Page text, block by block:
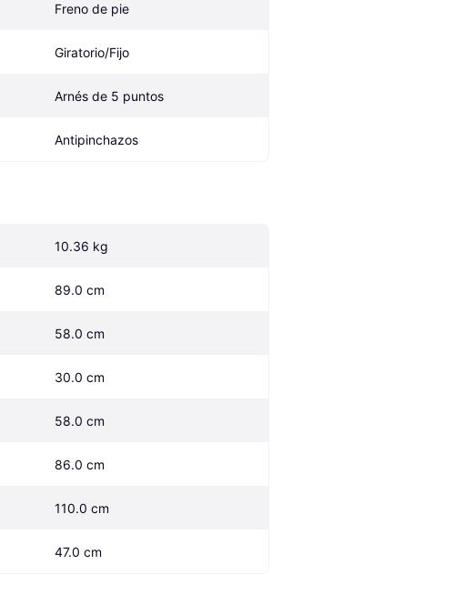
Freno de pie
Giratorio/Fijo
Arnés de 5 puntos
Antipinchazos
10.36 kg
89.0 cm
58.0 cm
30.0 cm
58.0 cm
86.0 cm
110.0 cm
47.0 cm